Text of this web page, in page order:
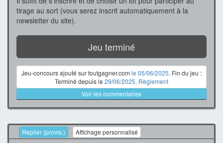
tirage au sort (vous serez inscrit automatiquement à la
newsletter du site).
Jeu terminé
Jeu-concours ajouté sur toutgagner.com le 05/06/2025. Fin du jeu :
Terminé depuis le 29/06/2025. Règlement
Voir les commentaires
Replier (provis.) Affichage personnalisé